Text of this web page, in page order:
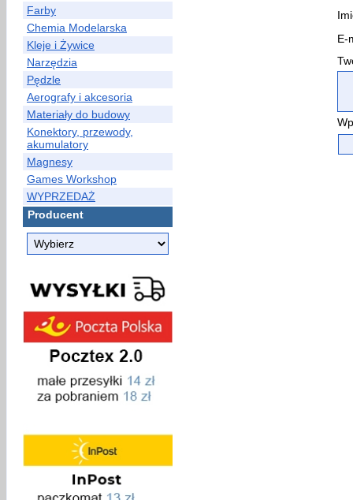
Farby
Chemia Modelarska
Kleje i Żywice
Narzędzia
Pędzle
Aerografy i akcesoria
Materiały do budowy
Konektory, przewody,
akumulatory
Magnesy
Games Workshop
WYPRZEDAŻ
Producent
E-